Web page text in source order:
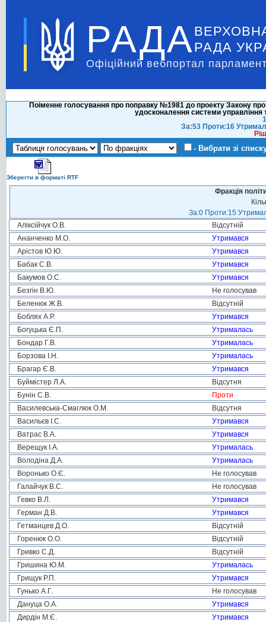
РАДА РАДА
Офіційний вебпортал
Поіменне голосування про поправку №1981 до проекту Закону
удосконалення системи управління
За:53 Проти:16
- Вибрати зі
Зберегти в форматі RTF
Фракція
За:0 Проти:15
Аліксійчук О.В.
Відсутній
Ананченко М.О.
Утримався
Арістов Ю.Ю.
Утримався
Бабак С.В.
Утримався
Бакумов О.С.
Утримався
Безгін В.Ю.
Не голосував
Беленюк Ж.В.
Відсутній
Боблях А.Р.
Утримався
Богуцька Є.П.
Утрималась
Бондар Г.В.
Утрималась
Борзова І.Н.
Утрималась
Брагар Є.В.
Утримався
Буймістер Л.А.
Відсутня
Бунін С.В.
Проти
Василевська-Смаглюк О.М.
Відсутня
Васильєв І.С.
Утримався
Ватрас В.А.
Утримався
Верещук І.А.
Утрималась
Володіна Д.А.
Утрималась
Воронько О.Є.
Не голосував
Галайчук В.С.
Не голосував
Гевко В.Л.
Утримався
Герман Д.В.
Утримався
Гетманцев Д.О.
Відсутній
Горенюк О.О.
Відсутній
Гривко С.Д.
Відсутній
Гришина Ю.М.
Утрималась
Грищук Р.П.
Утримався
Гунько А.Г.
Не голосував
Дануца О.А.
Утримався
Дирдін М.Є.
Утримався